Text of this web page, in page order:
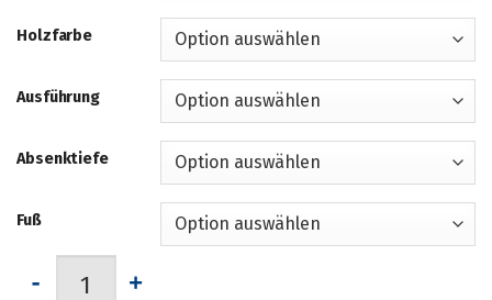
Holzfarbe
Ausführung
Absenktiefe
Fuß